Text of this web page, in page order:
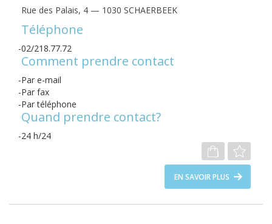
Rue des Palais, 4 — 1030 SCHAERBEEK
Téléphone
02/218.77.72
Comment prendre contact
Par e-mail
Par fax
Par téléphone
Quand prendre contact?
24 h/24
EN SAVOIR PLUS